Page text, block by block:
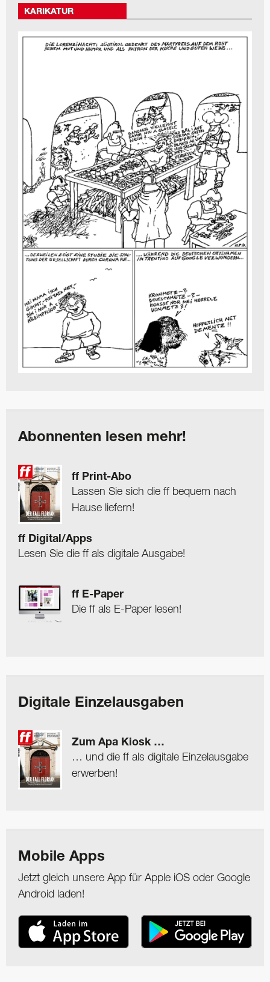
KARIKATUR
Abonnenten lesen mehr!
ff Print-Abo
Lassen Sie sich die ff bequem nach
Hause liefern!
ff Digital/Apps
Lesen Sie die ff als digitale Ausgabe!
ff E-Paper
Die ff als E-Paper lesen!
Digitale Einzelausgaben
Zum Apa Kiosk …
… und die ff als digitale Einzelausgabe
erwerben!
Mobile Apps
Jetzt gleich unsere App für Apple iOS oder Google
Android laden!